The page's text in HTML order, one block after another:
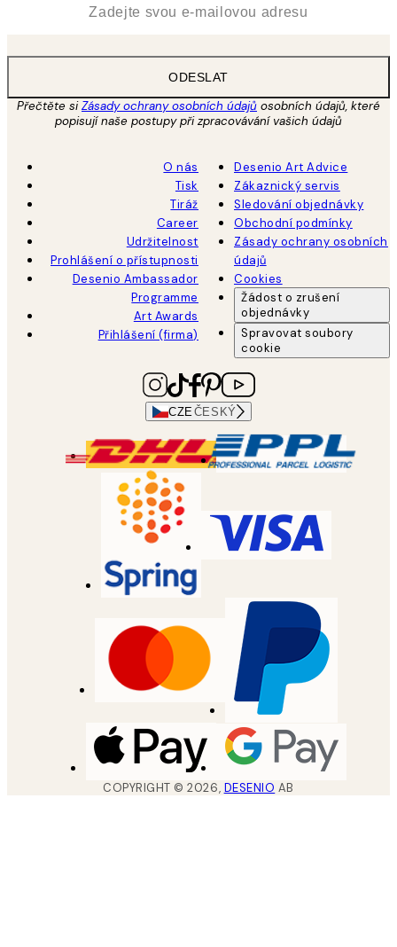
ODESLAT
Přečtěte siZásady ochrany osobních údajů osobních údajů, které
popisují naše postupy při zpracovávání vašich údajů
O nás
Tisk
Tiráž
Career
Udržitelnost
Prohlášení o přístupnosti
Desenio Ambassador
Programme
Art Awards
Přihlášení (firma)
Desenio Art Advice
Zákaznický servis
Sledování objednávky
Obchodní podmínky
Zásady ochrany osobních
údajů
Cookies
Žádost o zrušení
objednávky
Spravovat soubory
cookie
CZE ČESKÝ
COPYRIGHT ©2026, DESENIO AB